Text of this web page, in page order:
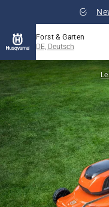
Forst & Garten
DE, Deutsch